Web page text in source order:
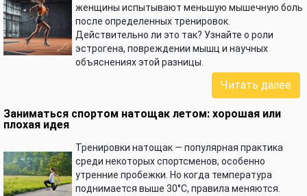
женщины испытывают меньшую мышечную боль
после определенных тренировок.
Действительно ли это так? Узнайте о роли
эстрогена, повреждении мышц и научных
объяснениях этой разницы.
Читать далее
Заниматься спортом натощак летом: хорошая или
плохая идея
Тренировки натощак — популярная практика
среди некоторых спортсменов, особенно
утренние пробежки. Но когда температура
поднимается выше 30°C, правила меняются.